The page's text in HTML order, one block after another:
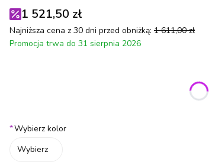
1 521,50 zł
Najniższa cena z 30 dni przed obniżką: 1 611,00 zł
Promocja trwa do 31 sierpnia 2026
*Wybierz kolor
Wybierz